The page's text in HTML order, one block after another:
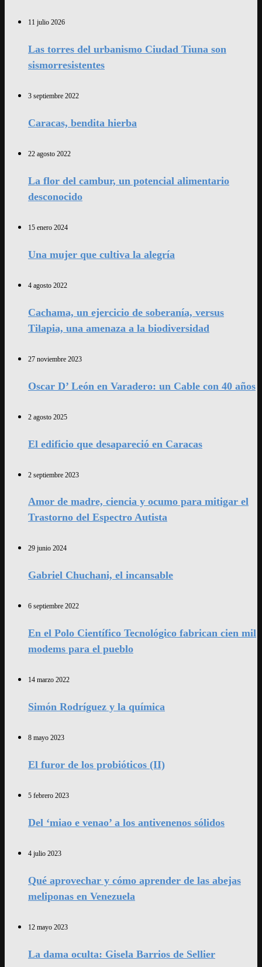
11 julio 2026
Las torres del urbanismo Ciudad Tiuna son
sismorresistentes
3 septiembre 2022
Caracas, bendita hierba
22 agosto 2022
La flor del cambur, un potencial alimentario
desconocido
15 enero 2024
Una mujer que cultiva la alegría
4 agosto 2022
Cachama, un ejercicio de soberanía, versus
Tilapia, una amenaza a la biodiversidad
27 noviembre 2023
Oscar D’ León en Varadero: un Cable con 40 años
2 agosto 2025
El edificio que desapareció en Caracas
2 septiembre 2023
Amor de madre, ciencia y ocumo para mitigar el
Trastorno del Espectro Autista
29 junio 2024
Gabriel Chuchani, el incansable
6 septiembre 2022
En el Polo Científico Tecnológico fabrican cien mil
modems para el pueblo
14 marzo 2022
Simón Rodríguez y la química
8 mayo 2023
El furor de los probióticos (II)
5 febrero 2023
Del ‘miao e venao’ a los antivenenos sólidos
4 julio 2023
Qué aprovechar y cómo aprender de las abejas
meliponas en Venezuela
12 mayo 2023
La dama oculta: Gisela Barrios de Sellier